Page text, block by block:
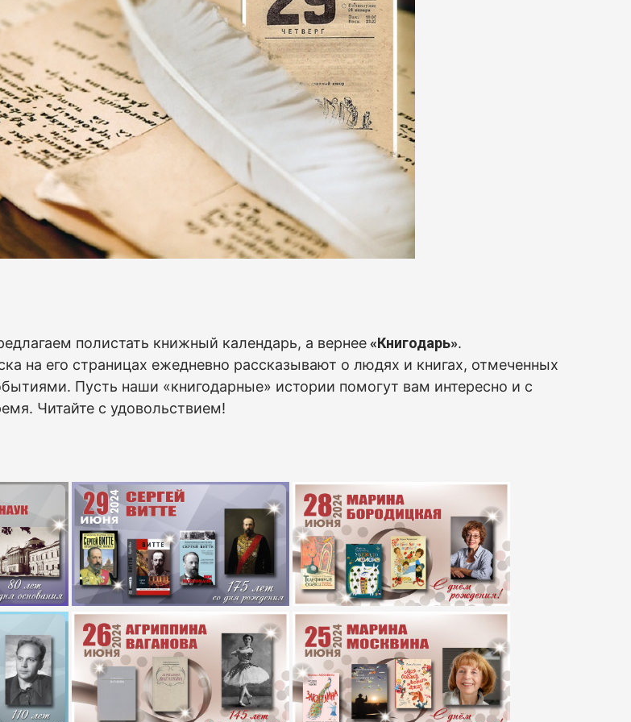
полистать книжный календарь, а вернее«Книгодарь».
на его страницах ежедневно рассказывают о людях и книгах, отмеченных
Пусть наши «книгодарные» истории помогут вам интересно и с
Читайте с удовольствием!